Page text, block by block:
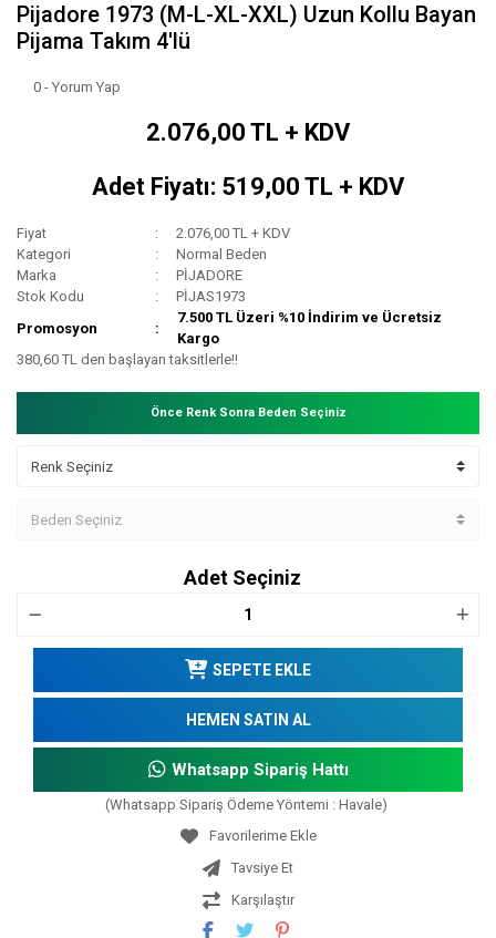
Pijadore 1973 (M-L-XL-XXL) Uzun Kollu Bayan
Pijama Takım 4'lü
0 - Yorum Yap
2.076,00 TL + KDV
Adet Fiyatı: 519,00 TL + KDV
Fiyat
2.076,00 TL + KDV
Kategori
Normal Beden
Marka
PİJADORE
Stok Kodu
PİJAS1973
Promosyon
7.500 TL Üzeri %10 İndirim ve Ücretsiz
Kargo
380,60 TL den başlayan taksitlerle!!
Önce Renk Sonra Beden Seçiniz
Adet Seçiniz
SEPETE EKLE
HEMEN SATIN AL
Whatsapp Sipariş Hattı
(Whatsapp Sipariş Ödeme Yöntemi : Havale)
Tavsiye Et
Karşılaştır